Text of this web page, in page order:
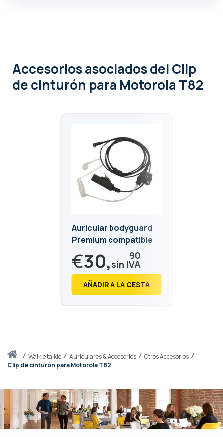
Inicio walkie talkie Auriculares & Accesorios
Otros Accesorios
Clip de cinturón para Motorola T82
Accesorios asociadosdel Clip
de cinturón para Motorola T82
Auricular bodyguard
Premium compatible
con Motorola T82,
T82ex, T80, T92 H2O
€30, 90
€ 37,
AÑADIR A LA CESTA